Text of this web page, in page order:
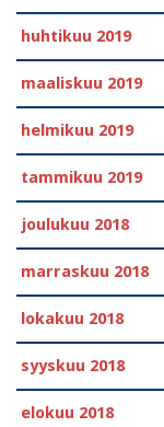
huhtikuu 2019
maaliskuu 2019
helmikuu 2019
tammikuu 2019
joulukuu 2018
marraskuu 2018
lokakuu 2018
syyskuu 2018
elokuu 2018